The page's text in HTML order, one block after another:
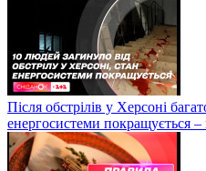
Після обстрілів у Херсоні
енергосистеми покращується